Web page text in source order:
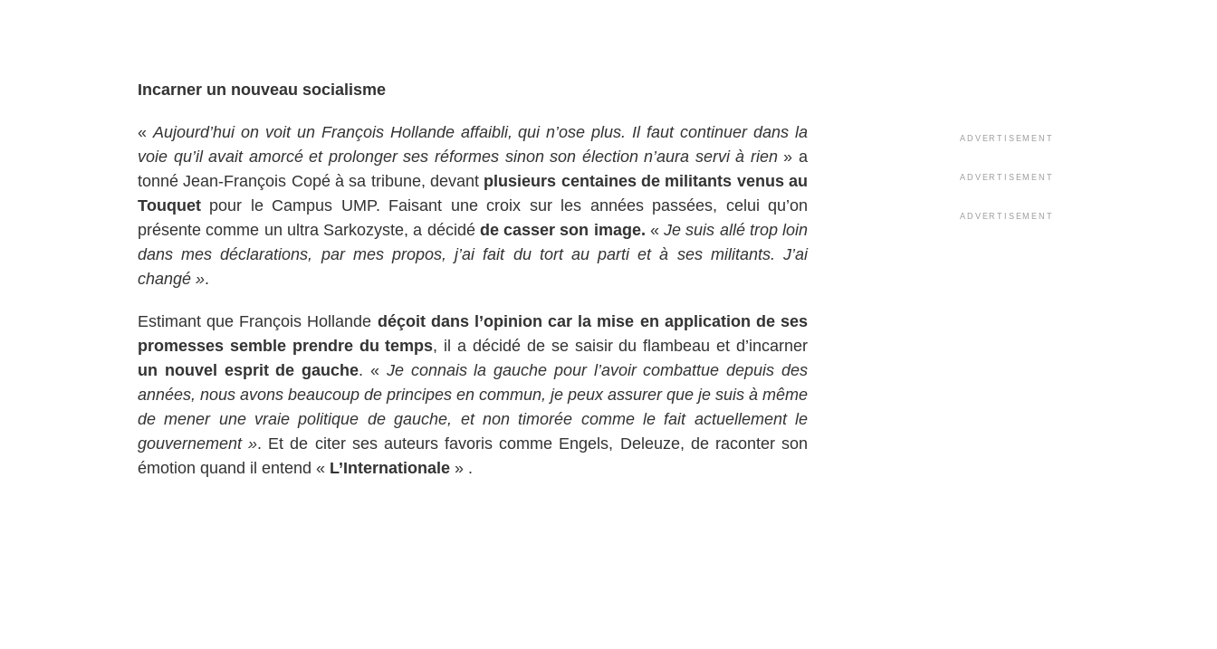
Incarner un nouveau socialisme
«Aujourd’hui on voit un François Hollande affaibli, qui n’ose plus. Il faut continuer dans la
voie qu’il avait amorcé et prolonger ses réformes sinon son élection n’aura servi à rien» a
tonné Jean-François Copé à sa tribune, devant plusieurs centaines de militants venus au
Touquet pour le Campus UMP. Faisant une croix sur les années passées, celui qu’on
présente comme un ultra Sarkozyste, a décidé de casser son image. « Je suis allé trop loin
dans mes déclarations, par mes propos, j’ai fait du tort au parti et à ses militants. J’ai
changé ».
Estimant que François Hollande déçoit dans l’opinion car la mise en application de ses
promesses semble prendre du temps, il a décidé de se saisir du flambeau et d’incarner
un nouvel esprit de gauche. « Je connais la gauche pour l’avoir combattue depuis des
années, nous avons beaucoup de principes en commun, je peux assurer que je suis à même
de mener une vraie politique de gauche, et non timorée comme le fait actuellement le
gouvernement ». Et de citer ses auteurs favoris comme Engels, Deleuze, de raconter son
émotion quand il entend « L’Internationale » .
ADVERTISEMENT
ADVERTISEMENT
ADVERTISEMENT